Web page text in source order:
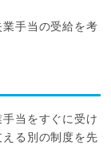
手当の受給を考
当をすぐに受け
る別の制度を先